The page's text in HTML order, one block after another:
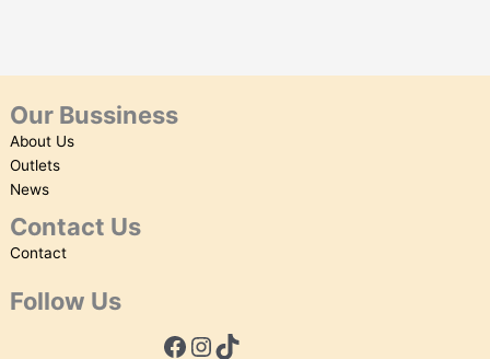
Our Bussiness
About Us
Outlets
News
Contact Us
Contact
Follow Us